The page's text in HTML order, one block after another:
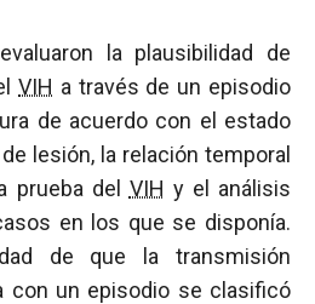
la plausibilidad de
VIH a través de un episodio
de acuerdo con el estado
lesión, la relación temporal
prueba del VIH y el análisis
en los que se disponía.
de que la transmisión
con un episodio se clasificó